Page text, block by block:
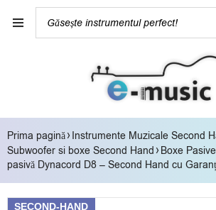
Prima pagină› Instrumente Muzicale Second
Subwoofer si boxe Second Hand › Boxe
pasivă Dynacord D8 – Second Hand cu
SECOND-HAND